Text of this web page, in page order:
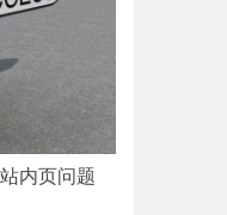
内页问题